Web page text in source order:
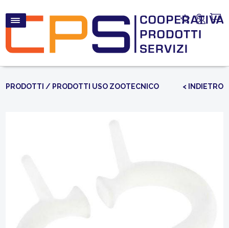
PRODOTTI / PRODOTTI USO ZOOTECNICO < INDIETRO